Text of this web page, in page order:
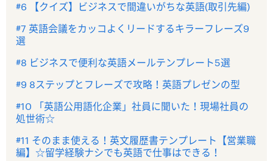
#6 【クイズ】ビジネスで間違いがちな英語(取引先編)
#7 英語会議をカッコよくリードするキラーフレーズ9
選
#8 ビジネスで便利な英語メールテンプレート5選
#9 8ステップとフレーズで攻略！英語プレゼンの型
#10 「英語公用語化企業」社員に聞いた！現場社員の
処世術☆
#11 そのまま使える！英文履歴書テンプレート【営業職
編】☆留学経験ナシでも英語で仕事はできる！